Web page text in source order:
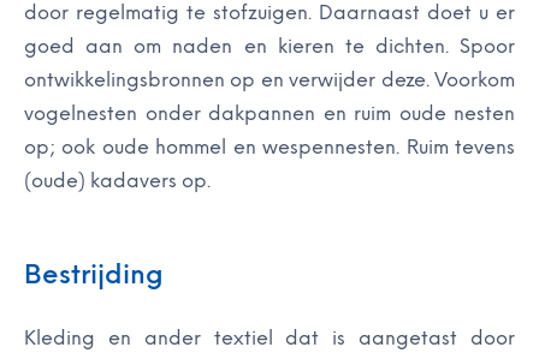
door regelmatig te stofzuigen. Daarnaast doet u er
goed aan om naden en kieren te dichten. Spoor
ontwikkelingsbronnen op en verwijder deze. Voorkom
vogelnesten onder dakpannen en ruim oude nesten
op; ook oude hommel en wespennesten. Ruim tevens
(oude) kadavers op.
Bestrijding
Kleding en ander textiel dat is aangetast door